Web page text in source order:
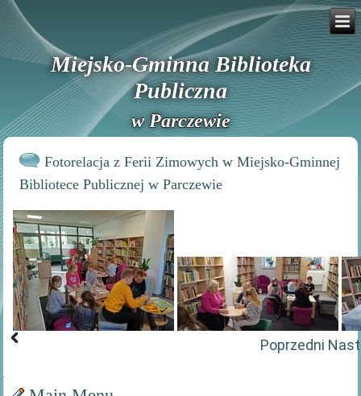
Miejsko-Gminna Biblioteka
Publiczna
w Parczewie
Fotorelacja z Ferii Zimowych w Miejsko-Gminnej
Bibliotece Publicznej w Parczewie
Poprzedni